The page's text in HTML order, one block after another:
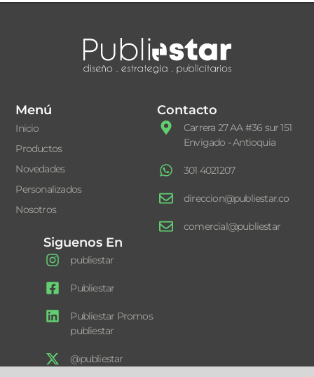
Menú
Inicio
Productos
Novedades
Personalizados
Nosotros
Contacto
Carrera 27 AA #36 sur 151
Envigado - Antioquia
301 4021207
direccion@publiestar.co
comercial@publiestar
Siguenos En
publiestar
Publiestar
Publiestar Promos
publiestar
@publiestar